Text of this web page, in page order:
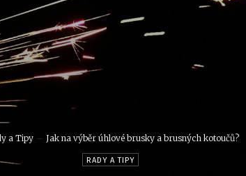
a Tipy Jak na výběr úhlové brusky a brusných kotoučů?
RADY A TIPY